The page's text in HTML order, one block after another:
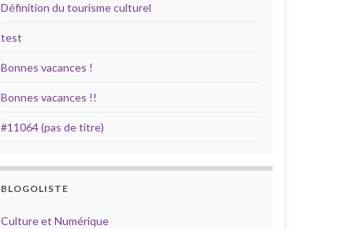
Définition du tourisme culturel
test
Bonnes vacances !
Bonnes vacances !!
#11064 (pas de titre)
BLOGOLISTE
Culture et Numérique